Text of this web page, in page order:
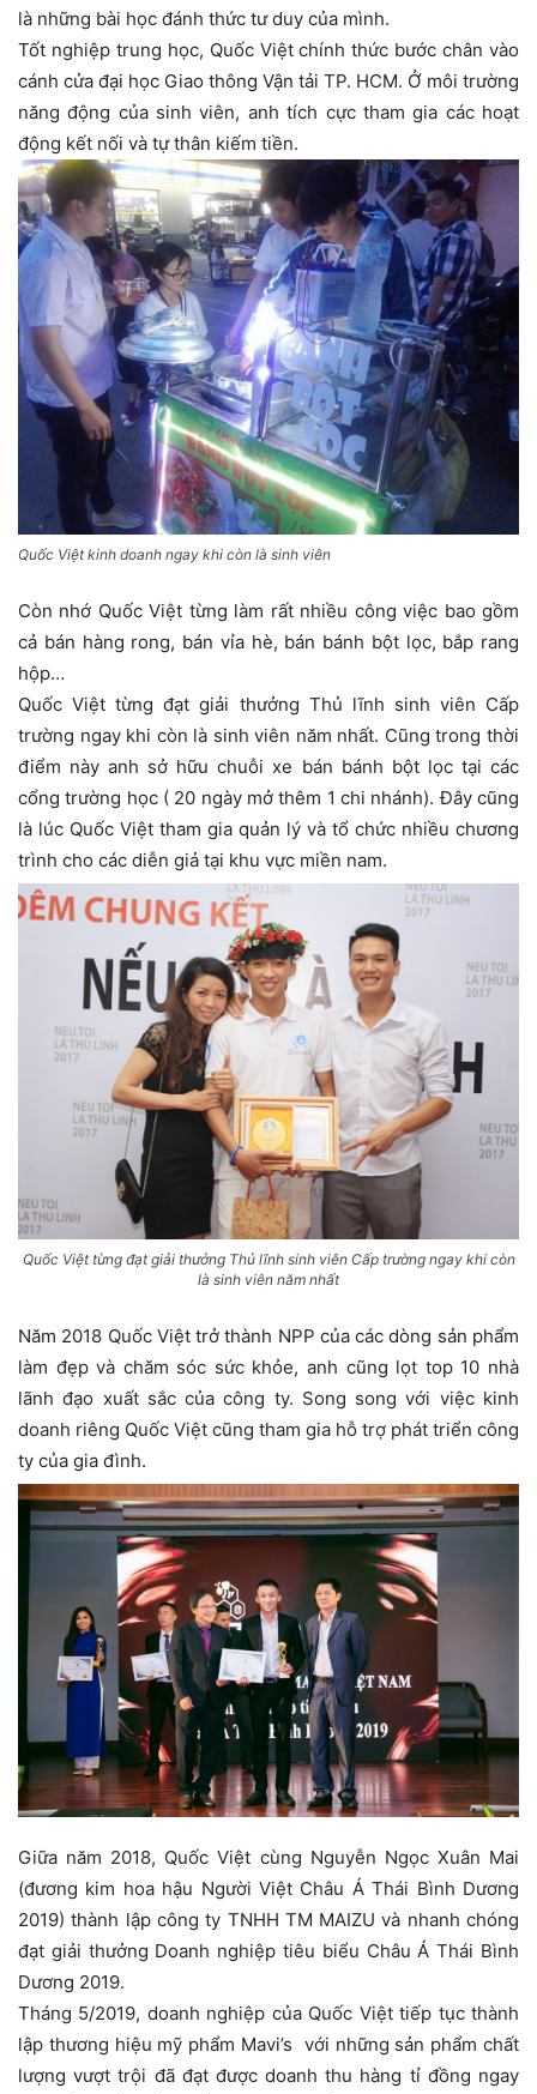
là những bài học đánh thức tư duy của mình.
Tốt nghiệp trung học, Quốc Việt chính thức bước chân vào
cánh cửa đại học Giao thông Vận tải TP. HCM. Ở môi trường
năng động của sinh viên, anh tích cực tham gia các hoạt
động kết nối và tự thân kiếm tiền.
Quốc Việt kinh doanh ngay khi còn là sinh viên
Còn nhớ Quốc Việt từng làm rất nhiều công việc bao gồm
cả bán hàng rong, bán vỉa hè, bán bánh bột lọc, bắp rang
hộp…
Quốc Việt từng đạt giải thưởng Thủ lĩnh sinh viên Cấp
trường ngay khi còn là sinh viên năm nhất. Cũng trong thời
điểm này anh sở hữu chuỗi xe bán bánh bột lọc tại các
cổng trường học ( 20 ngày mở thêm 1 chi nhánh). Đây cũng
là lúc Quốc Việt tham gia quản lý và tổ chức nhiều chương
trình cho các diễn giả tại khu vực miền nam.
Quốc Việt từng đạt giải thưởng Thủ lĩnh sinh viên Cấp trường ngay khi còn
là sinh viên năm nhất
Năm 2018 Quốc Việt trở thành NPP của các dòng sản phẩm
làm đẹp và chăm sóc sức khỏe, anh cũng lọt top 10 nhà
lãnh đạo xuất sắc của công ty. Song song với việc kinh
doanh riêng Quốc Việt cũng tham gia hỗ trợ phát triển công
ty của gia đình.
Giữa năm 2018, Quốc Việt cùng Nguyễn Ngọc Xuân Mai
(đương kim hoa hậu Người Việt Châu Á Thái Bình Dương
2019) thành lập công ty TNHH TM MAIZU và nhanh chóng
đạt giải thưởng Doanh nghiệp tiêu biểu Châu Á Thái Bình
Dương 2019.
Tháng 5/2019, doanh nghiệp của Quốc Việt tiếp tục thành
lập thương hiệu mỹ phẩm Mavi’s với những sản phẩm chất
lượng vượt trội đã đạt được doanh thu hàng tỉ đồng ngay